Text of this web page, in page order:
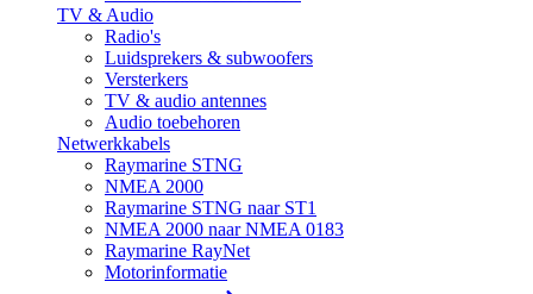
TV & Audio
Radio's
Luidsprekers & subwoofers
Versterkers
TV & audio antennes
Audio toebehoren
Netwerkkabels
Raymarine STNG
NMEA 2000
Raymarine STNG naar ST1
NMEA 2000 naar NMEA 0183
Raymarine RayNet
Motorinformatie